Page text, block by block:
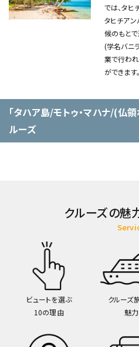
では、タヒ
タヒチア
候のもと
(学名バニ
業で行わ
ができます。
「タハア島/モトゥ・マハナ/(仏
ルーズ
クルーズの魅
ビュートを選ぶ
10の理由
クルーズ
魅力